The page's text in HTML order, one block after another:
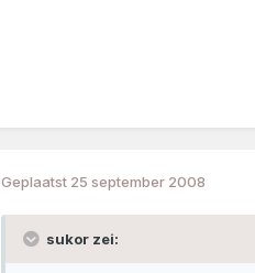
Geplaatst 25 september 2008
sukor zei: